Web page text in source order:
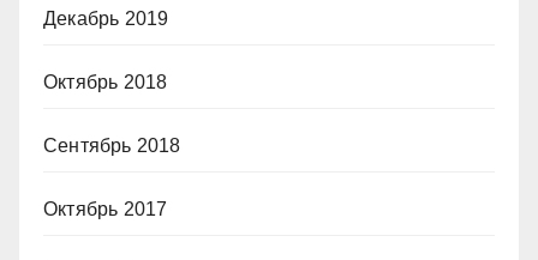
Декабрь 2019
Октябрь 2018
Сентябрь 2018
Октябрь 2017